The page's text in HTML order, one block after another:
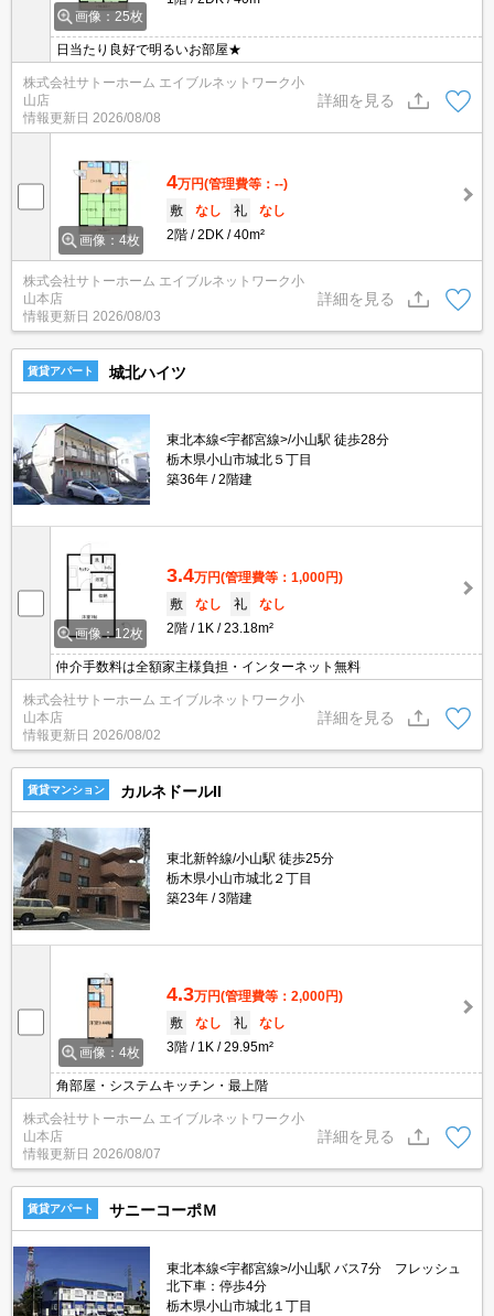
画像：25枚
日当たり良好で明るいお部屋★
株式会社サトーホーム エイブルネットワーク小
山店
情報更新日 2026/08/08
詳細を見る
画像：4枚
4万円(管理費等：--)
敷
なし 礼
なし
2階
2DK 40m²
株式会社サトーホーム エイブルネットワーク小
山本店
情報更新日 2026/08/03
詳細を見る
賃貸アパート 城北ハイツ
東北本線<宇都宮線>/小山駅 徒歩28分
栃木県小山市城北５丁目
築36年
2階建
画像：12枚
3.4万円(管理費等：1,000円)
敷
なし 礼
なし
2階
1K 23.18m²
仲介手数料は全額家主様負担・インターネット無料
株式会社サトーホーム エイブルネットワーク小
山本店
情報更新日 2026/08/02
詳細を見る
賃貸マンション カルネドールII
東北新幹線/小山駅 徒歩25分
栃木県小山市城北２丁目
築23年
3階建
画像：4枚
4.3万円(管理費等：2,000円)
敷
なし 礼
なし
3階
1K 29.95m²
角部屋・システムキッチン・最上階
株式会社サトーホーム エイブルネットワーク小
山本店
情報更新日 2026/08/07
詳細を見る
賃貸アパート サニーコーポＭ
東北本線<宇都宮線>/小山駅 バス7分 フレッシュ
北下車：停歩4分
栃木県小山市城北１丁目